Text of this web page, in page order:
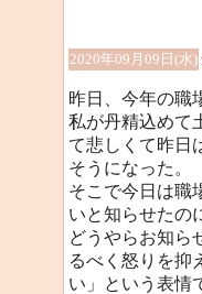
2020年09月09日(水)
昨日、今年の職
私が丹精込めて
て悲しくて昨日
そうになった。
そこで今日は職
いと知らせたの
どうやらお知ら
るべく怒りを抑
い」という表情